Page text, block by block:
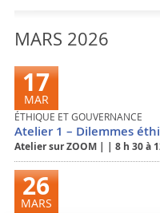
MARS
17
MAR
ÉTHIQUE ET GOUVERNANCE
Atelier 1 – Dilemmes
Atelier sur ZOOM| | 8 h 30 à
26
MARS